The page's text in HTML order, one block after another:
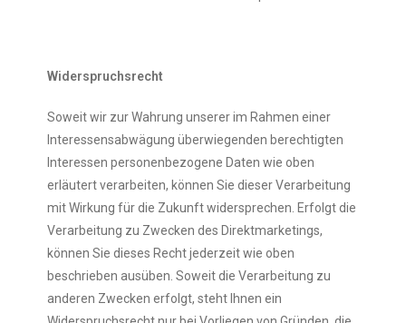
Widerspruchsrecht
Soweit wir zur Wahrung unserer im Rahmen einer
Interessensabwägung überwiegenden berechtigten
Interessen personenbezogene Daten wie oben
erläutert verarbeiten, können Sie dieser Verarbeitung
mit Wirkung für die Zukunft widersprechen. Erfolgt die
Verarbeitung zu Zwecken des Direktmarketings,
können Sie dieses Recht jederzeit wie oben
beschrieben ausüben. Soweit die Verarbeitung zu
anderen Zwecken erfolgt, steht Ihnen ein